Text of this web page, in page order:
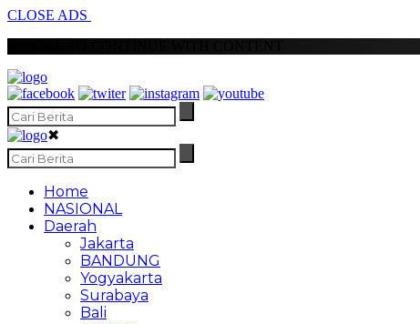
CLOSE ADS
✖
Home
NASIONAL
Daerah
Jakarta
BANDUNG
Yogyakarta
Surabaya
Bali